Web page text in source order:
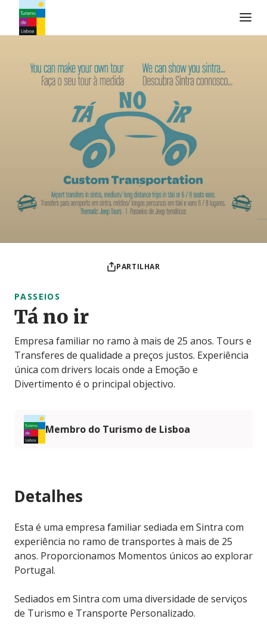
PARTILHAR
PASSEIOS
Tá no ir
Empresa familiar no ramo à mais de 25 anos. Tours e
Transferes de qualidade a preços justos. Experiência
única com drivers locais onde a Emoção e
Divertimento é o principal objectivo.
Membro do Turismo de Lisboa
Detalhes
Esta é uma empresa familiar sediada em Sintra com
experiência no ramo de transportes à mais de 25
anos. Proporcionamos Momentos únicos ao explorar
Portugal.
Sediados em Sintra com uma diversidade de serviços
de Turismo e Transporte Personalizado.